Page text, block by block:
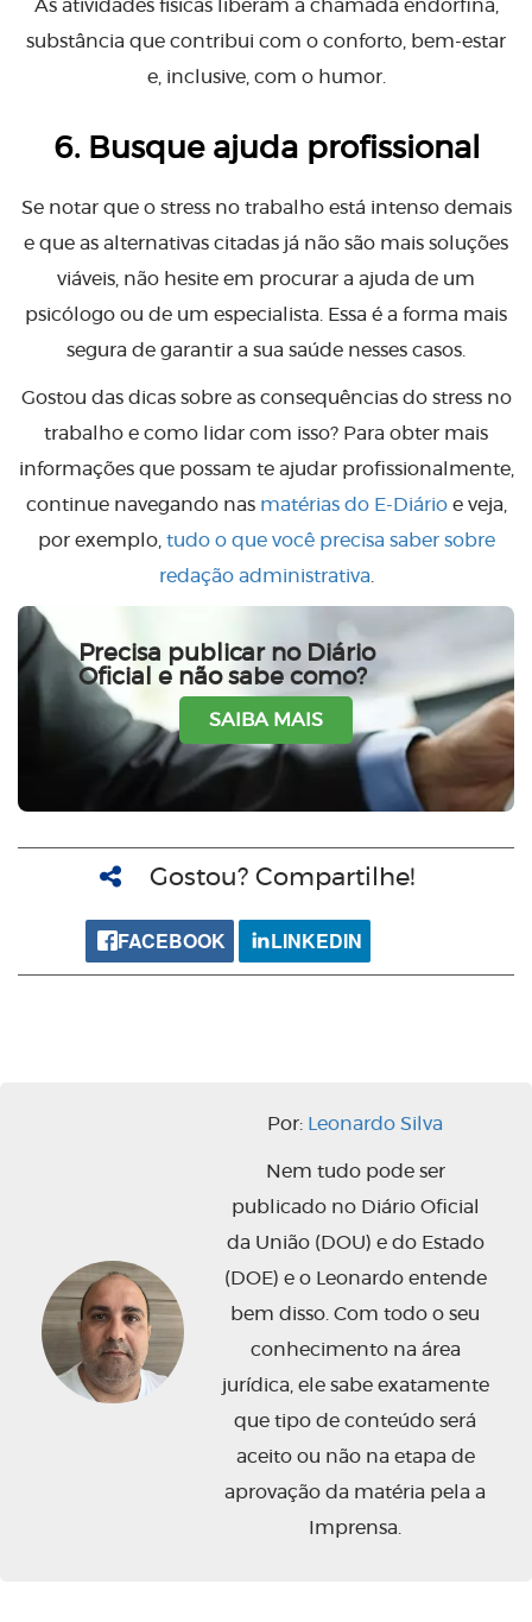
As atividades físicas liberam a chamada endorfina,
substância que contribui com o conforto, bem-estar
e, inclusive, com o humor.
6. Busque ajuda profissional
Se notar que o stress no trabalho está intenso demais
e que as alternativas citadas já não são mais soluções
viáveis, não hesite em procurar a ajuda de um
psicólogo ou de um especialista. Essa é a forma mais
segura de garantir a sua saúde nesses casos.
Gostou das dicas sobre as consequências do stress no
trabalho e como lidar com isso? Para obter mais
informações que possam te ajudar profissionalmente,
continue navegando nas matérias do E-Diárioe veja,
por exemplo, tudo o que você precisa saber sobre
redação administrativa.
Precisa publicar no Diário
Oficial e não sabe como?
SAIBA MAIS
Gostou? Compartilhe!
FACEBOOK LINKEDIN
Por: Leonardo Silva
Nem tudo pode ser
publicado no Diário Oficial
da União (DOU) e do Estado
(DOE) e o Leonardo entende
bem disso. Com todo o seu
conhecimento na área
jurídica, ele sabe exatamente
que tipo de conteúdo será
aceito ou não na etapa de
aprovação da matéria pela a
Imprensa.